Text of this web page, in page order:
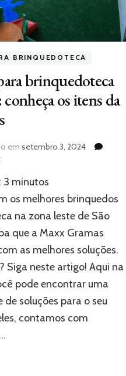
BRINQUEDOTECA
brinquedoteca
os itens da
em setembro 3, 2024
em
para
brinquedoteca
zona
leste:
os
itens
da
Maxx
Gramas
3 minutos
os melhores brinquedos
na zona leste de São
que a Maxx Gramas
as melhores soluções.
Siga neste artigo! Aqui na
pode encontrar uma
soluções para o seu
contamos com